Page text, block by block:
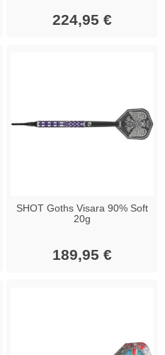
224,95 €
SHOT Goths Visara 90% Soft
20g
189,95 €